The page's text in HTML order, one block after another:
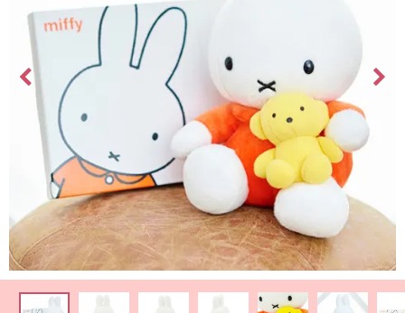
お
届
け
検
ご
文
内